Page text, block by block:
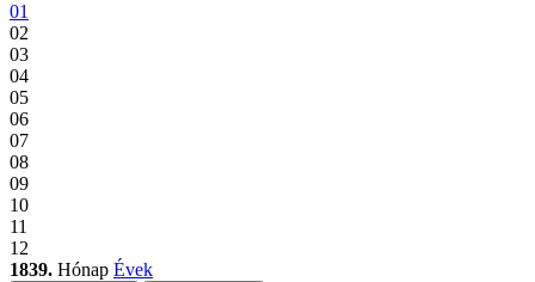
01
02
03
04
05
06
07
08
09
10
11
12
1839. Hónap Évek